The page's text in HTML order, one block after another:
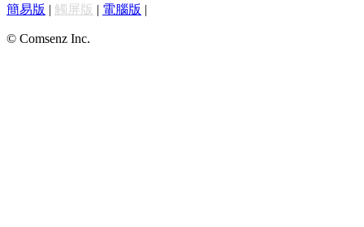
簡易版 | 觸屏版 | 電腦版 |
© Comsenz Inc.